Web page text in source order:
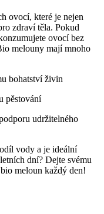
ovocí, které je nejen
zdraví těla.⁤ Pokud
ovocí ⁢bez
melouny mají mnoho
bohatství ⁢živin
‍pěstování
udržitelného
vody a je‍ ideální
dní? Dejte⁤ svému
meloun každý den!